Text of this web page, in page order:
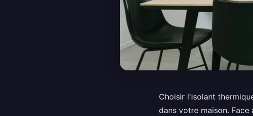
Choisir l'isolant
dans votre maison.